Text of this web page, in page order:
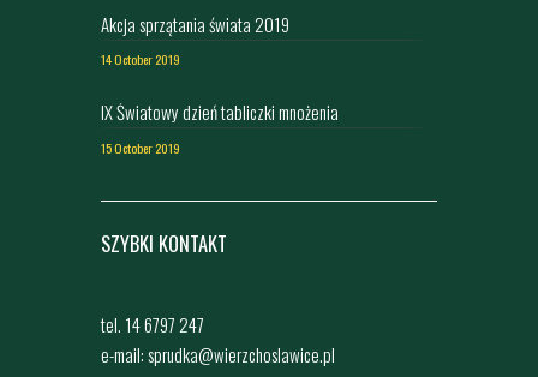
Akcja sprzątania świata 2019
14 October 2019
IX Światowy dzień tabliczki mnożenia
15 October 2019
SZYBKI KONTAKT
tel. 14 6797 247
e-mail: sprudka@wierzchoslawice.pl